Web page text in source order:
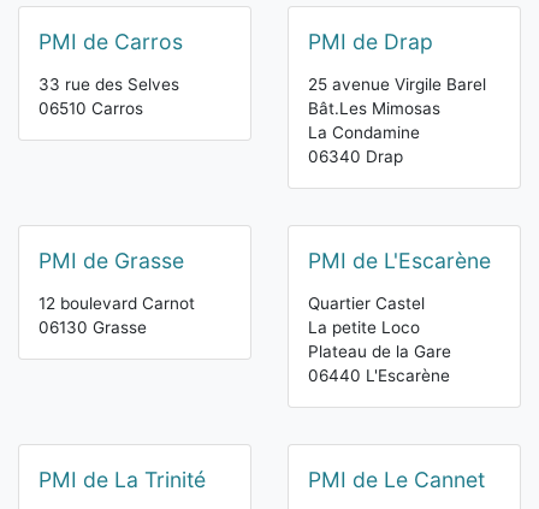
PMI de Carros
33 rue des Selves
06510 Carros
PMI de Drap
25 avenue Virgile Barel
Bât.Les Mimosas
La Condamine
06340 Drap
PMI de Grasse
12 boulevard Carnot
06130 Grasse
PMI de L'Escarène
Quartier Castel
La petite Loco
Plateau de la Gare
06440 L'Escarène
PMI de La Trinité PMI de Le Cannet